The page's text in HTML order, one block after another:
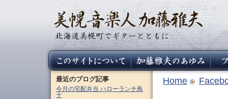
Home
最近のブログ記事
今月の宅配弁当 ハローランチ鳥
十